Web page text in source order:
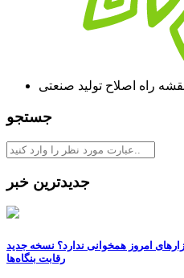
راه اصلاح تولید صنعتی
جستجو
جدیدترین خبر
امروز همخوانی ندارد؟ نسخه جدید
رقابت‌ بنگاه‌ها